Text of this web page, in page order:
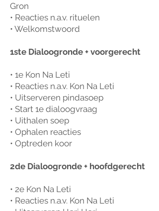
Gron
• Reacties n.a.v. rituelen
• Welkomstwoord
1ste Dialoogronde + voorgerecht
• 1e Kon Na Leti
• Reacties n.a.v. Kon Na Leti
• Uitserveren pindasoep
• Start 1e dialoogvraag
• Uithalen soep
• Ophalen reacties
• Optreden koor
2de Dialoogronde + hoofdgerecht
• 2e Kon Na Leti
• Reacties n.a.v. Kon Na Leti